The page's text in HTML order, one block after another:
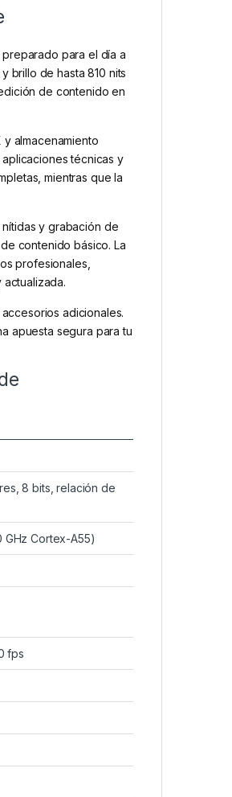
para el día a
brillo de hasta 810 nits
de contenido en
y almacenamiento
aplicaciones técnicas y
mientras que la
y grabación de
contenido básico. La
profesionales,
adicionales.
apuesta segura para tu
8 bits, relación de
Cortex-A55)
fps